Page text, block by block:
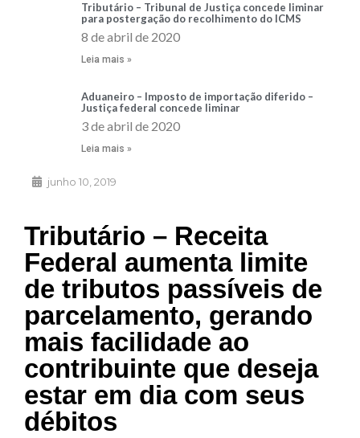
junho 10, 2019
Tributário – Receita
Federal aumenta limite
de tributos passíveis de
parcelamento, gerando
mais facilidade ao
contribuinte que deseja
estar em dia com seus
débitos
Tributário – Tribunal de Justiça concede liminar
para postergação do recolhimento do ICMS
8 de abril de 2020
Leia mais »
Aduaneiro – Imposto de importação diferido –
Justiça federal concede liminar
3 de abril de 2020
Leia mais »